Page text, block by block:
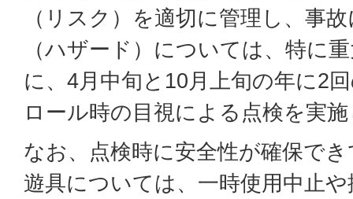
（リスク）を適切に管理し、事
（ハザード）については、特に
に、4月中旬と10月上旬の年に2
ロール時の目視による点検を実
なお、点検時に安全性が確保で
遊具については、一時使用中止